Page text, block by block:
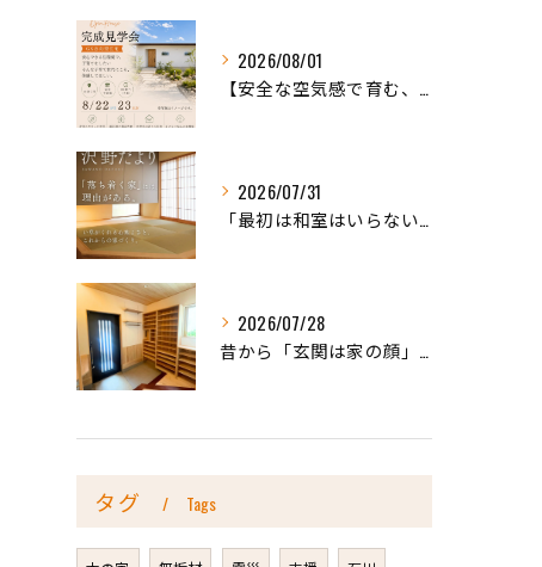
2026/08/01
【安全な空気感で育む、天然木の家ー完成内見会】
2026/07/31
「最初は和室はいらないかな、と思っていたけれど…」
2026/07/28
昔から「玄関は家の顔」と言われています。
タグ Tags